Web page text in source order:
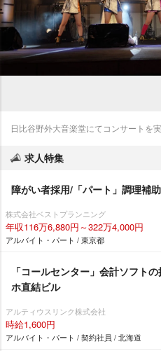
日比谷野外大音楽堂にてコンサートを
求人特集
障がい者採用/「パート」調理補助
株式会社ベストプランニング
年収116万6,880円～322万4,000円
アルバイト・パート / 東京都
「コールセンター」会計ソフト
ホ直結ビル
アルティウスリンク株式会社
時給1,600円
アルバイト・パート / 契約社員 / 北海道